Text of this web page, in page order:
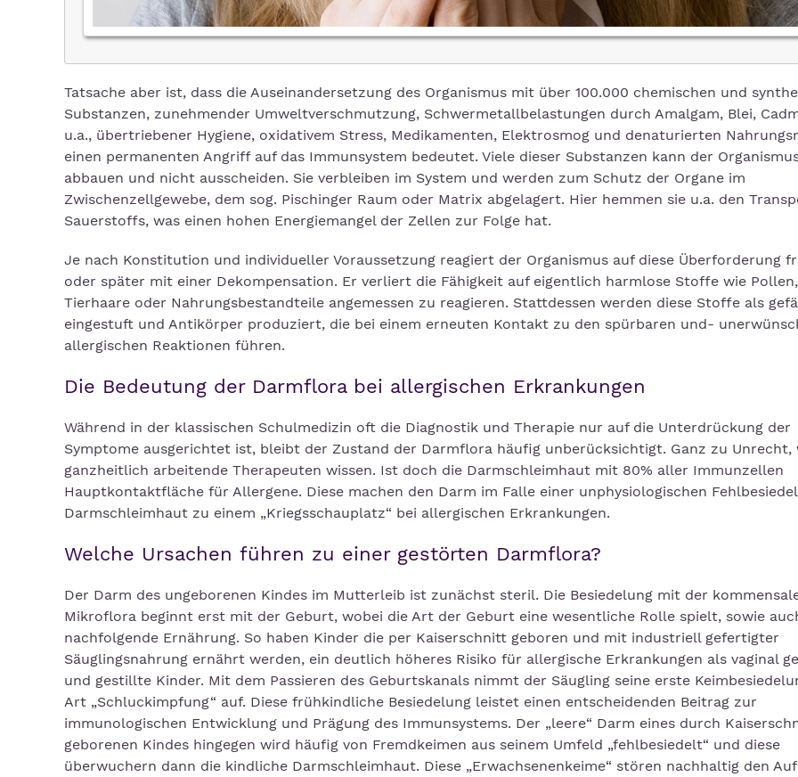
Tatsache aber ist, dass die Auseinandersetzung des Organismus mit über 100.000 chemischen und
Substanzen, zunehmender Umweltverschmutzung, Schwermetallbelastungen durch Amalgam, Blei,
u.a., übertriebener Hygiene, oxidativem Stress, Medikamenten, Elektrosmog und denaturierten
einen permanenten Angriff auf das Immunsystem bedeutet. Viele dieser Substanzen kann der
abbauen und nicht ausscheiden. Sie verbleiben im System und werden zum Schutz der Organe im
Zwischenzellgewebe, dem sog. Pischinger Raum oder Matrix abgelagert. Hier hemmen sie u.a. den
Sauerstoffs, was einen hohen Energiemangel der Zellen zur Folge hat.
Je nach Konstitution und individueller Voraussetzung reagiert der Organismus auf diese Überforderung
oder später mit einer Dekompensation. Er verliert die Fähigkeit auf eigentlich harmlose Stoffe wie Pollen,
Tierhaare oder Nahrungsbestandteile angemessen zu reagieren. Stattdessen werden diese Stoffe als
eingestuft und Antikörper produziert, die bei einem erneuten Kontakt zu den spürbaren und-
allergischen Reaktionen führen.
Die Bedeutung der Darmflora bei allergischen Erkrankungen
Während in der klassischen Schulmedizin oft die Diagnostik und Therapie nur auf die Unterdrückung der
Symptome ausgerichtet ist, bleibt der Zustand der Darmflora häufig unberücksichtigt. Ganz zu Unrecht,
ganzheitlich arbeitende Therapeuten wissen. Ist doch die Darmschleimhaut mit 80% aller Immunzellen
Hauptkontaktfläche für Allergene. Diese machen den Darm im Falle einer unphysiologischen
Darmschleimhaut zu einem „Kriegsschauplatz“ bei allergischen Erkrankungen.
Welche Ursachen führen zu einer gestörten Darmflora?
Der Darm des ungeborenen Kindes im Mutterleib ist zunächst steril. Die Besiedelung mit der
Mikroflora beginnt erst mit der Geburt, wobei die Art der Geburt eine wesentliche Rolle spielt, sowie
nachfolgende Ernährung. So haben Kinder die per Kaiserschnitt geboren und mit industriell gefertigter
Säuglingsnahrung ernährt werden, ein deutlich höheres Risiko für allergische Erkrankungen als vaginal
und gestillte Kinder. Mit dem Passieren des Geburtskanals nimmt der Säugling seine erste
Art „Schluckimpfung“ auf. Diese frühkindliche Besiedelung leistet einen entscheidenden Beitrag zur
immunologischen Entwicklung und Prägung des Immunsystems. Der „leere“ Darm eines durch
geborenen Kindes hingegen wird häufig von Fremdkeimen aus seinem Umfeld „fehlbesiedelt“ und diese
überwuchern dann die kindliche Darmschleimhaut. Diese „Erwachsenenkeime“ stören nachhaltig den